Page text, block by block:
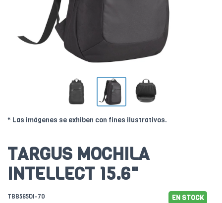
* Las imágenes se exhiben con fines ilustrativos.
TARGUS MOCHILA
INTELLECT 15.6"
TBB565DI-70 EN STOCK